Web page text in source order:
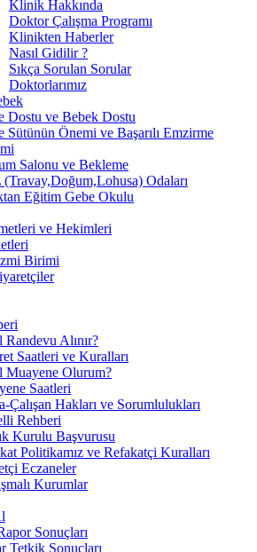
Klinik Hakkında
Doktor Çalışma Programı
Klinikten Haberler
Nasıl Gidilir ?
Sıkça Sorulan Sorular
Doktorlarımız
Dostu ve Bebek Dostu
Sütünün Önemi ve Başarılı Emzirme
Salonu ve Bekleme
Odaları
Eğitim Gebe Okulu
ve Hekimleri
Birimi
Randevu Alınır?
Saatleri ve Kuralları
Muayene Olurum?
Saatleri
Çalışan Hakları ve Sorumlulukları
Rehberi
Kurulu Başvurusu
Politikamız ve Refakatçi Kuralları
Eczaneler
Kurumlar
Sonuçları
Tetkik Sonuçları